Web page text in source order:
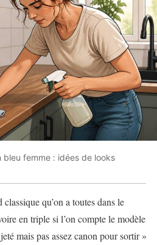
bleu femme : idées de looks
qu’on a toutes dans le
en triple si l’on compte le modèle
mais pas assez canon pour sortir »